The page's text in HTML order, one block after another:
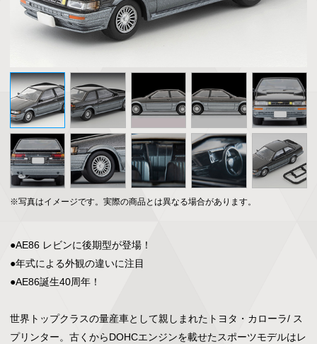
※写真はイメージです。実際の商品とは異なる場合があります。
●AE86 レビンに後期型が登場！
●年式による外観の違いに注目
●AE86誕生40周年！
世界トップクラスの量産車として親しまれたトヨタ・カローラ/ ス
プリンター。古くからDOHCエンジンを載せたスポーツモデルはレ